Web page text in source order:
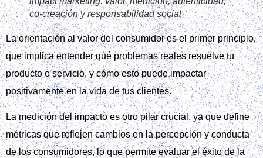
co‑creación y responsabilidad social
La orientación al valor del consumidor es el primer principio,
que implica entender qué problemas reales resuelve tu
producto o servicio, y cómo esto puede impactar
positivamente en la vida de tus clientes.
La medición del impacto es otro pilar crucial, ya que define
métricas que reflejen cambios en la percepción y conducta
de los consumidores, lo que permite evaluar el éxito de la